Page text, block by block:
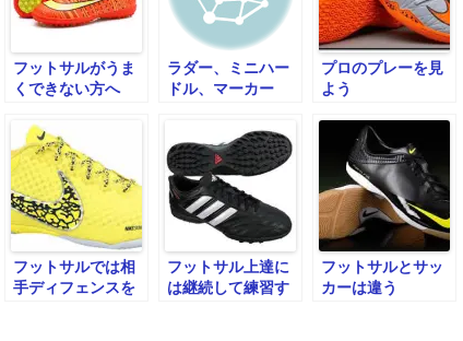
フットサルがうま
くできない方へ
ラダー、ミニハー
ドル、マーカー
プロのプレーを見
よう
フットサルでは相
手ディフェンスを
フットサル上達に
は継続して練習す
フットサルとサッ
カーは違う